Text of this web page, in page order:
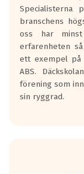
längsta.
Inga D eller G
personbilar
Betyget sätts
skall bromsa
0.5-1.5 mm vatten.
I 80km/h
Vid körning i
Specialisterna
branschens
oss har
erfarenheten
ett exempel på
ABS.
förening som
sin ryggrad.